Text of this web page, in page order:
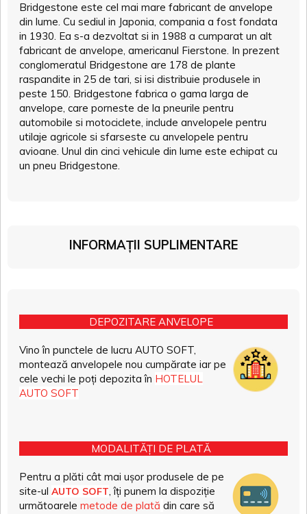
Bridgestone este cel mai mare fabricant de anvelope
din lume. Cu sediul in Japonia, compania a fost fondata
in 1930. Ea s-a dezvoltat si in 1988 a cumparat un alt
fabricant de anvelope, americanul Fierstone. In prezent
conglomeratul Bridgestone are 178 de plante
raspandite in 25 de tari, si isi distribuie produsele in
peste 150. Bridgestone fabrica o gama larga de
anvelope, care porneste de la pneurile pentru
automobile si motociclete, include anvelopele pentru
utilaje agricole si sfarseste cu anvelopele pentru
avioane. Unul din cinci vehicule din lume este echipat cu
un pneu Bridgestone.
INFORMAȚII SUPLIMENTARE
DEPOZITARE ANVELOPE
Vino în punctele de lucru AUTO SOFT,
montează anvelopele nou cumpărate iar pe
cele vechi le poți depozita în HOTELUL
AUTO SOFT
MODALITĂȚI DE PLATĂ
Pentru a plăti cât mai ușor produsele de pe
site-ul AUTO SOFT, îți punem la dispoziție
următoarele metode de plată din care să